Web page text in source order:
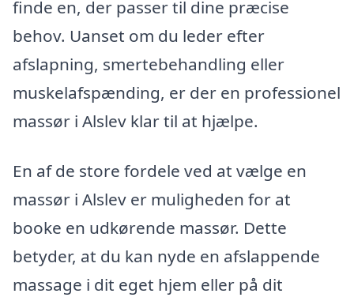
finde en, der passer til dine præcise
behov. Uanset om du leder efter
afslapning, smertebehandling eller
muskelafspænding, er der en professionel
massør i Alslev klar til at hjælpe.
En af de store fordele ved at vælge en
massør i Alslev er muligheden for at
booke en udkørende massør. Dette
betyder, at du kan nyde en afslappende
massage i dit eget hjem eller på dit